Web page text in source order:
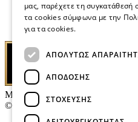
Μαρκάκης Οπτικά
© 2026
μας, παρέχετε τη συγκατάθεσή
τα cookies σύμφωνα με την
για τα cookies.
ΑΠΟΛΎΤΩΣ
ΑΠΌΔΟΣΗΣ
ΣΤΌΧΕΥΣΗΣ